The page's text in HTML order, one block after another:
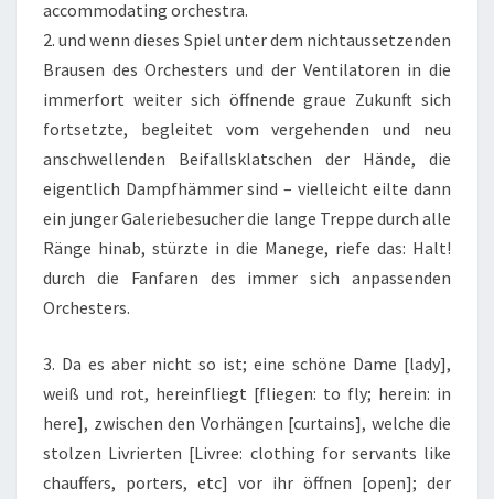
accommodating orchestra.
2. und wenn dieses Spiel unter dem nichtaussetzenden
Brausen des Orchesters und der Ventilatoren in die
immerfort weiter sich öffnende graue Zukunft sich
fortsetzte, begleitet vom vergehenden und neu
anschwellenden Beifallsklatschen der Hände, die
eigentlich Dampfhämmer sind – vielleicht eilte dann
ein junger Galeriebesucher die lange Treppe durch alle
Ränge hinab, stürzte in die Manege, riefe das: Halt!
durch die Fanfaren des immer sich anpassenden
Orchesters.
3. Da es aber nicht so ist; eine schöne Dame [lady],
weiß und rot, hereinfliegt [fliegen: to fly; herein: in
here], zwischen den Vorhängen [curtains], welche die
stolzen Livrierten [Livree: clothing for servants like
chauffers, porters, etc] vor ihr öffnen [open]; der